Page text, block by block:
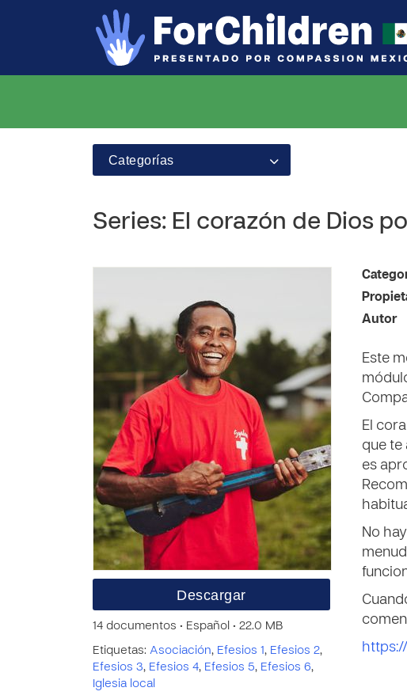
Categorías
Series: El corazón de Dios
Descargar
14 documentos • Español • 22.0 MB
Etiquetas: Asociación, Efesios 1, Efesios 2,
Efesios 3, Efesios 4, Efesios 5, Efesios 6,
Iglesia local
Autor
Este
El
que te
es
No